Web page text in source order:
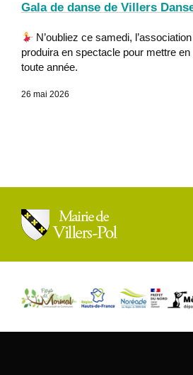
Gala de danse de Villers
N’oubliez ce samedi,
produira en spectacle pour mettre
toute année.
26 mai 2026